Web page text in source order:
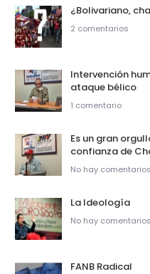
¿Bolivariano,
2 comentarios
Intervención
ataque bélico
1 comentario
Es un gran
confianza de
No hay comentarios
La Ideología
No hay comentarios
FANB Radical